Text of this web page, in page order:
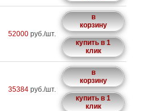
52000 руб./шт.
в
корзину
купить в 1
клик
35384 руб./шт.
в
корзину
купить в 1
клик